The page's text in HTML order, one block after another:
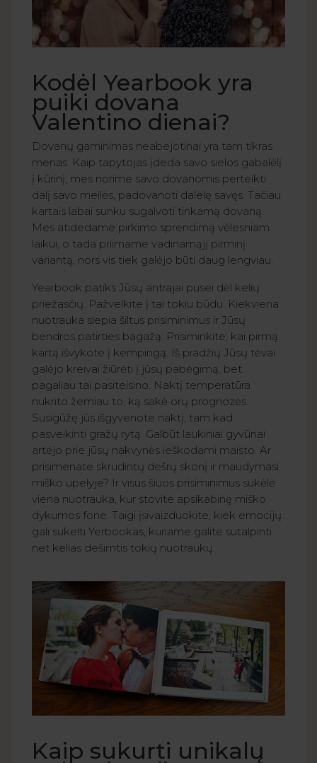
Kodėl Yearbook yra
puiki dovana
Valentino dienai?
Dovanų gaminimas neabejotinai yra tam tikras
menas. Kaip tapytojas įdeda savo sielos gabalėlį
į kūrinį, mes norime savo dovanomis perteikti
dalį savo meilės, padovanoti dalelę savęs. Tačiau
kartais labai sunku sugalvoti tinkamą dovaną.
Mes atidedame pirkimo sprendimą vėlesniam
laikui, o tada priimame vadinamąjį pirminį
variantą, nors vis tiek galėjo būti daug lengviau.
Yearbook patiks Jūsų antrajai pusei dėl kelių
priežasčių. Pažvelkite į tai tokiu būdu. Kiekviena
nuotrauka slepia šiltus prisiminimus ir Jūsų
bendros patirties bagažą. Prisiminkite, kai pirmą
kartą išvykote į kempingą. Iš pradžių Jūsų tėvai
galėjo kreivai žiūrėti į jūsų pabėgimą, bet
pagaliau tai pasiteisino. Naktį temperatūra
nukrito žemiau to, ką sakė orų prognozės.
Susigūžę jūs išgyvenote naktį, tam kad
pasveikinti gražų rytą. Galbūt laukiniai gyvūnai
artėjo prie jūsų nakvynės ieškodami maisto. Ar
prisimenate skrudintų dešrų skonį ir maudymasi
miško upelyje? Ir visus šiuos prisiminimus sukėlė
viena nuotrauka, kur stovite apsikabinę miško
dykumos fone. Taigi įsivaizduokite, kiek emocijų
gali sukelti Yerbookas, kuriame galite sutalpinti
net kelias dešimtis tokių nuotraukų.
Kaip sukurti unikalų